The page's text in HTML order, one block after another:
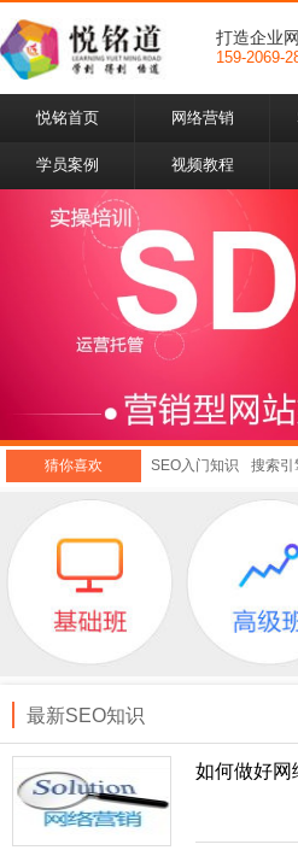
打造企业
159-2069-
悦铭首页 网络营销
学员案例 视频教程
猜你喜欢 SEO入门知识 搜索引
最新SEO知识
如何做好网